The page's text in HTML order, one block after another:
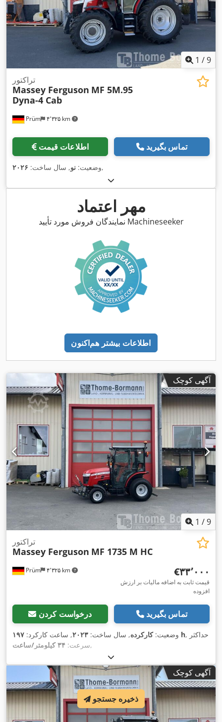
1 /9
Prüm ۴٬۳۲۵ km
تراکتور
Massey Ferguson MF 5M.95
Dyna-4 Cab
اطلاعات قیمت تماس بگیرید
وضعیت: نو, سال ساخت: ۲۰۲۶ ,
مهر اعتماد
نمایندگان فروش مورد تأیید Machineseeker
اطلاعات بیشتر هم‌اکنون
آگهی کوچک
1 /9
Prüm ۴٬۳۲۵ km
تراکتور
Massey Ferguson MF 1735 M HC
‎€۳۳٬۰۰۰
قیمت ثابت به اضافه مالیات بر ارزش
افزوده
درخواست کردن تماس بگیرید
وضعیت:کارکرده, سال ساخت: ۲۰۲۳, ساعت کارکرد: ۱۹۷ h, حداکثر
سرعت: ۳۴ کیلومتر/ساعت ,
آگهی کوچک
ذخیره جستجو